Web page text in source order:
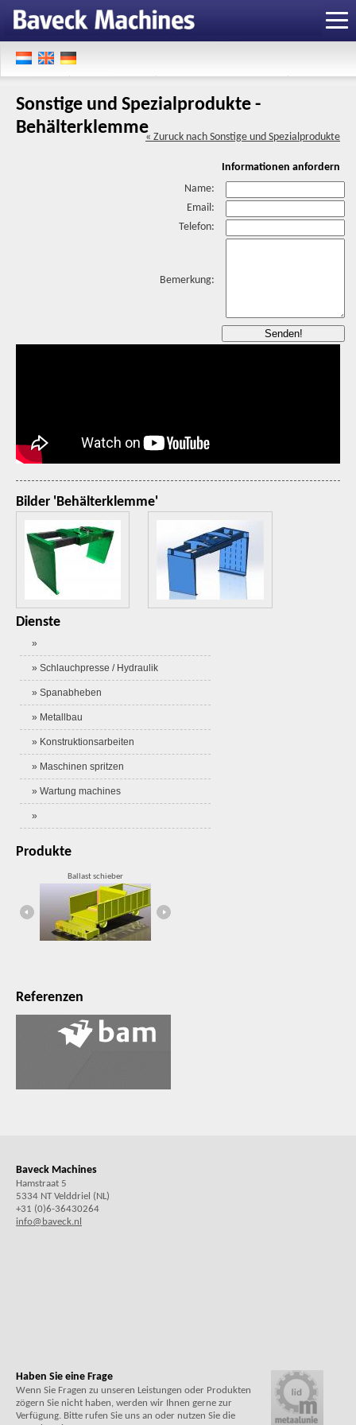
Sonstige und Spezialprodukte -
Behälterklemme« Zuruck nach Sonstige und Spezialprodukte
Informationen anfordern
Name:
Email:
Telefon:
Bemerkung:
Bilder 'Behälterklemme'
Dienste
»
» Schlauchpresse / Hydraulik
» Spanabheben
» Metallbau
» Konstruktionsarbeiten
» Maschinen spritzen
» Wartung machines
»
Produkte
Ballast schieber
Referenzen
Baveck Machines
Hamstraat 5
5334 NT Velddriel (NL)
+31 (0)6-36430264
info@baveck.nl
Haben Sie eine Frage
Wenn Sie Fragen zu unseren Leistungen oder Produkten
zögern Sie nicht haben, werden wir Ihnen gerne zur
Verfügung. Bitte rufen Sie uns an oder nutzen Sie die